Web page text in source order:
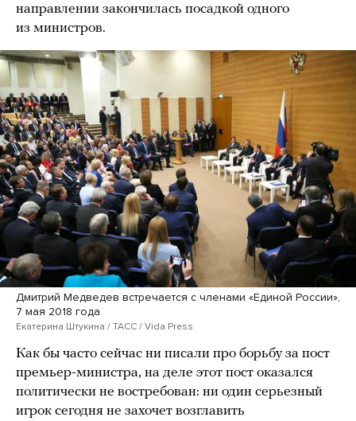
направлении закончилась посадкой одного
из министров.
Дмитрий Медведев встречается с членами «Единой России»,
7 мая 2018 года
Екатерина Штукина / ТАСС / Vida Press
Как бы часто сейчас ни писали про борьбу за пост
премьер-министра, на деле этот пост оказался
политически не востребован: ни один серьезный
игрок сегодня не захочет возглавить